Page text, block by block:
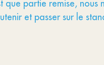
que partie remise,
et passer sur le